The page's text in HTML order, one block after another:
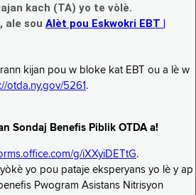
kach (TA) yo te vòlè.
ale sou Alèt pou Eskwokri EBT |
kijan pou w bloke kat EBT ou a lè w
otda.ny.gov/5261 .
Sondaj Benefis Piblik OTDA a!
g/iXXyiDETtG.
yo pou pataje eksperyans yo lè y ap
Pwogram Asistans Nitrisyon